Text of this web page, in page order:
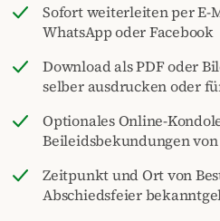
Sofort weiterleiten per E-
WhatsApp oder Facebook
Download als PDF oder
selber ausdrucken oder
Optionales Online-
Beileidsbekundungen
Zeitpunkt und Ort von
Abschiedsfeier